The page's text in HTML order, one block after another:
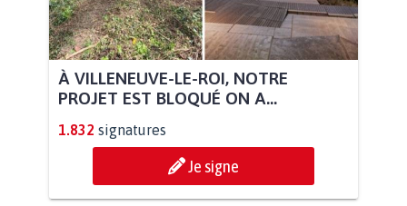
À VILLENEUVE-LE-ROI, NOTRE
PROJET EST BLOQUÉ ON A...
1.832 signatures
Je signe